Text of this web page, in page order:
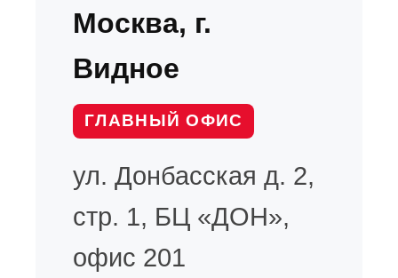
Москва, г.
Видное
ГЛАВНЫЙ ОФИС
ул. Донбасская д. 2,
стр. 1, БЦ «ДОН»,
офис 201